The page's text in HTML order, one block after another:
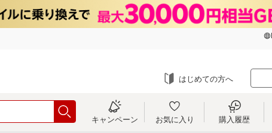
はじめての方へ
キャンペーン お気に入り 購入履歴